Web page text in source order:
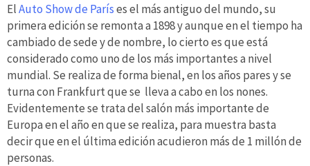
ElAuto Show de Paríses el más antiguo del mundo, su
primera edición se remonta a 1898 y aunque en el tiempo ha
cambiado de sede y de nombre, lo cierto es que está
considerado como uno de los más importantes a nivel
mundial. Se realiza de forma bienal, en los años pares y se
turna con Frankfurt que se lleva a cabo en los nones.
Evidentemente se trata del salón más importante de
Europa en el año en que se realiza, para muestra basta
decir que en el última edición acudieron más de 1 millón de
personas.